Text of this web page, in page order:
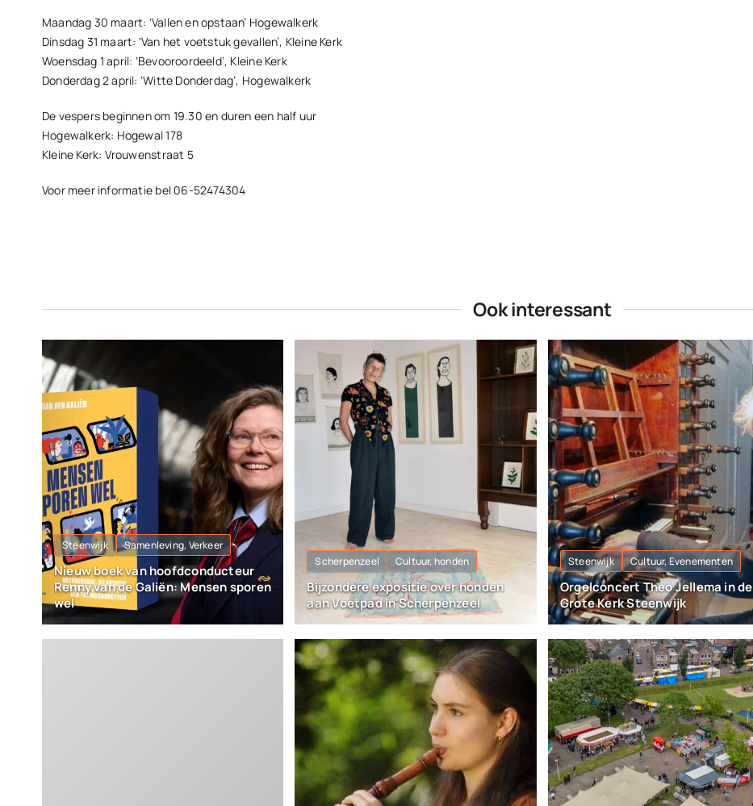
Maandag 30 maart: ‘Vallen en opstaan’ Hogewalkerk
Dinsdag 31 maart: ‘Van het voetstuk gevallen’, Kleine Kerk
Woensdag 1 april: ‘Bevooroordeeld’, Kleine Kerk
Donderdag 2 april: ‘Witte Donderdag’, Hogewalkerk
De vespers beginnen om 19.30 en duren een half uur
Hogewalkerk: Hogewal 178
Kleine Kerk: Vrouwenstraat 5
Voor meer informatie bel 06-52474304
Ook interessant
Steenwijk Samenleving, Verkeer
Nieuw boek van hoofdconducteur
Renny van de Galiën: Mensen sporen
wel
Scherpenzeel Cultuur, honden
Bijzondere expositie over honden
aan Voetpad in Scherpenzeel
Steenwijk Cultuur, Evenementen
Orgelconcert Theo Jellema in de
Grote Kerk Steenwijk